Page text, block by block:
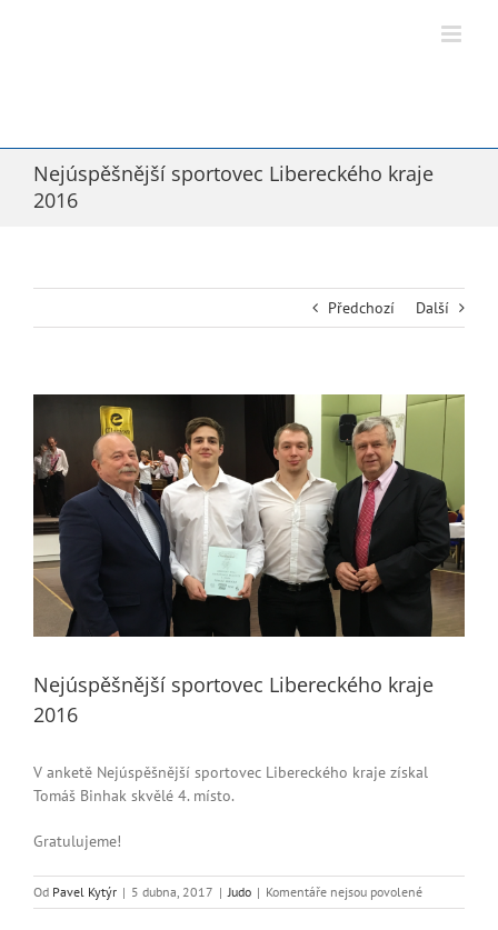
Nejúspěšnější sportovec Libereckého kraje
2016
Předchozí Další
obrázek
Nejúspěšnější sportovec Libereckého kraje
2016
V anketě Nejúspěšnější sportovec Libereckého kraje získal
Tomáš Binhak skvělé 4. místo.
Gratulujeme!
Od Pavel Kytýr | 5 dubna, 2017 | Judo | Komentáře nejsou povolenéu
textu